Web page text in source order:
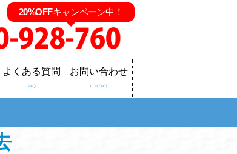
20%OFFキャンペーン中！
よくある質問
FAQ
お問い合わせ
CONTACT